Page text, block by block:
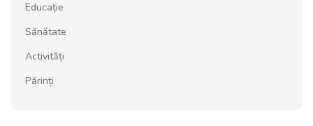
Educație
Sănătate
Activități
Părinți